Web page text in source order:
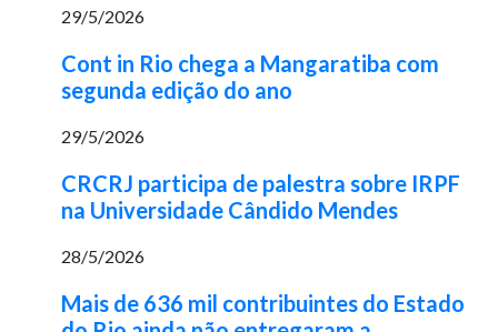
29/5/2026
Cont in Rio chega a Mangaratiba com
segunda edição do ano
29/5/2026
CRCRJ participa de palestra sobre IRPF
na Universidade Cândido Mendes
28/5/2026
Mais de 636 mil contribuintes do Estado